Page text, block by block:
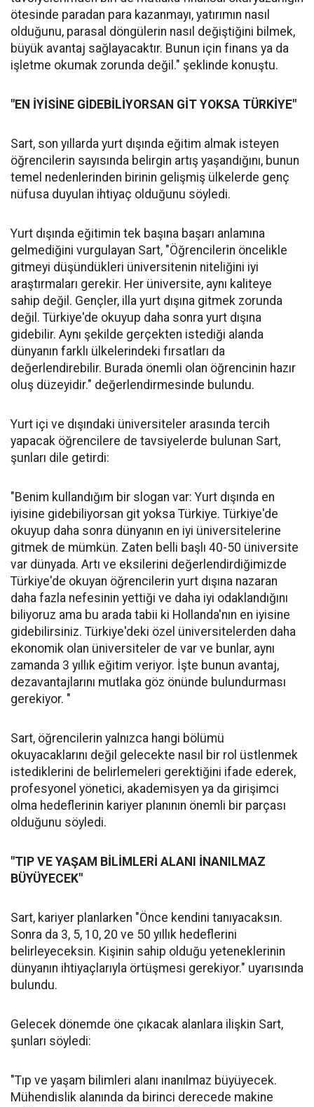
ötesinde paradan para kazanmayı, yatırımın nasıl
olduğunu, parasal döngülerin nasıl değiştiğini bilmek,
büyük avantaj sağlayacaktır. Bunun için finans ya da
işletme okumak zorunda değil." şeklinde konuştu.
"EN İYİSİNE GİDEBİLİYORSAN GİT YOKSA TÜRKİYE"
Sart, son yıllarda yurt dışında eğitim almak isteyen
öğrencilerin sayısında belirgin artış yaşandığını, bunun
temel nedenlerinden birinin gelişmiş ülkelerde genç
nüfusa duyulan ihtiyaç olduğunu söyledi.
Yurt dışında eğitimin tek başına başarı anlamına
gelmediğini vurgulayan Sart, "Öğrencilerin öncelikle
gitmeyi düşündükleri üniversitenin niteliğini iyi
araştırmaları gerekir. Her üniversite, aynı kaliteye
sahip değil. Gençler, illa yurt dışına gitmek zorunda
değil. Türkiye'de okuyup daha sonra yurt dışına
gidebilir. Aynı şekilde gerçekten istediği alanda
dünyanın farklı ülkelerindeki fırsatları da
değerlendirebilir. Burada önemli olan öğrencinin hazır
oluş düzeyidir." değerlendirmesinde bulundu.
Yurt içi ve dışındaki üniversiteler arasında tercih
yapacak öğrencilere de tavsiyelerde bulunan Sart,
şunları dile getirdi:
"Benim kullandığım bir slogan var: Yurt dışında en
iyisine gidebiliyorsan git yoksa Türkiye. Türkiye'de
okuyup daha sonra dünyanın en iyi üniversitelerine
gitmek de mümkün. Zaten belli başlı 40-50 üniversite
var dünyada. Artı ve eksilerini değerlendirdiğimizde
Türkiye'de okuyan öğrencilerin yurt dışına nazaran
daha fazla nefesinin yettiği ve daha iyi odaklandığını
biliyoruz ama bu arada tabii ki Hollanda'nın en iyisine
gidebilirsiniz. Türkiye'deki özel üniversitelerden daha
ekonomik olan üniversiteler de var ve bunlar, aynı
zamanda 3 yıllık eğitim veriyor. İşte bunun avantaj,
dezavantajlarını mutlaka göz önünde bulundurması
gerekiyor. "
Sart, öğrencilerin yalnızca hangi bölümü
okuyacaklarını değil gelecekte nasıl bir rol üstlenmek
istediklerini de belirlemeleri gerektiğini ifade ederek,
profesyonel yönetici, akademisyen ya da girişimci
olma hedeflerinin kariyer planının önemli bir parçası
olduğunu söyledi.
"TIP VE YAŞAM BİLİMLERİ ALANI İNANILMAZ
BÜYÜYECEK"
Sart, kariyer planlarken "Önce kendini tanıyacaksın.
Sonra da 3, 5, 10, 20 ve 50 yıllık hedeflerini
belirleyeceksin. Kişinin sahip olduğu yeteneklerinin
dünyanın ihtiyaçlarıyla örtüşmesi gerekiyor." uyarısında
bulundu.
Gelecek dönemde öne çıkacak alanlara ilişkin Sart,
şunları söyledi:
"Tıp ve yaşam bilimleri alanı inanılmaz büyüyecek.
Mühendislik alanında da birinci derecede makine